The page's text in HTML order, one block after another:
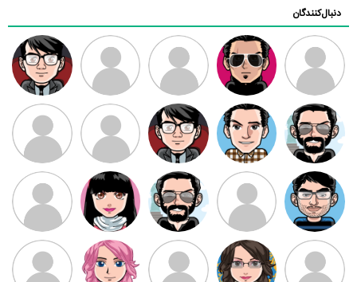
دنبال‌کنندگان
ممدرضا رضا کاظمی زهرا ~ ابتین
سید محمد
موسوی
مهدی فرهمند مهدی سلطانی داود رضیی
طرفدار میلی
بابی براون
کیوان کیانی
سامان راحمی امیردلتا امیروو ملیکا منتظری عارفه داستانپور